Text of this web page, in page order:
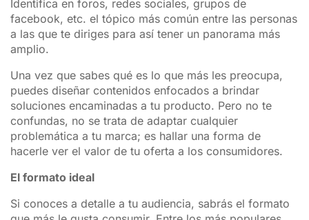
Identifica en foros, redes sociales, grupos de
facebook, etc. el tópico más común entre las personas
a las que te diriges para así tener un panorama más
amplio.
Una vez que sabes qué es lo que más les preocupa,
puedes diseñar contenidos enfocados a brindar
soluciones encaminadas a tu producto. Pero no te
confundas, no se trata de adaptar cualquier
problemática a tu marca; es hallar una forma de
hacerle ver el valor de tu oferta a los consumidores.
El formato ideal
Si conoces a detalle a tu audiencia, sabrás el formato